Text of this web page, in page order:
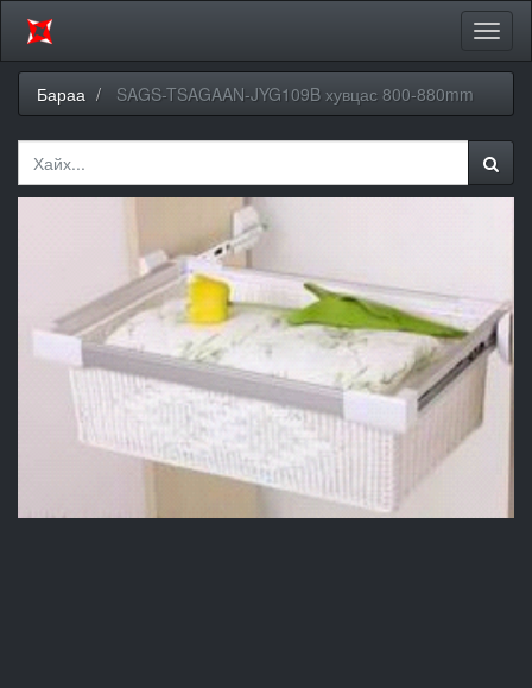
Бараа
SAGS-TSAGAAN-JYG109B хувцас 800-880mm